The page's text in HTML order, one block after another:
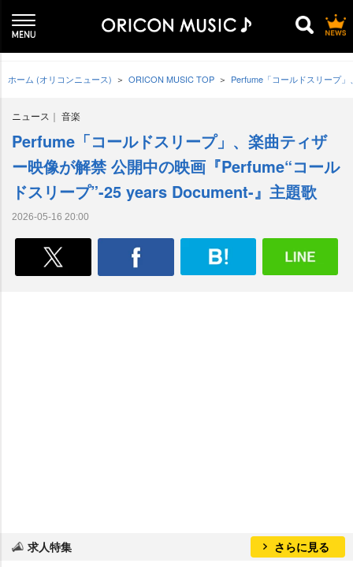
ホーム (オリコンニュース) ORICON MUSIC TOP Perfume「コールドスリープ
ニュース 音楽
Perfume「コールドスリープ」、楽曲ティザ
ー映像が解禁 公開中の映画『Perfume“コール
ドスリープ”-25 years Document-』主題歌
2026-05-16 20:00
求人特集
さらに見る